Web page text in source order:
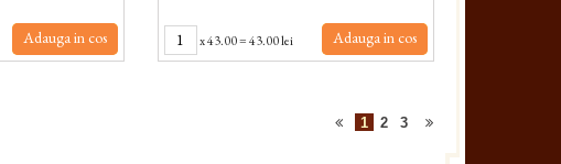
Adauga in cos x43.00=43.00 lei Adauga in cos
1 2 3